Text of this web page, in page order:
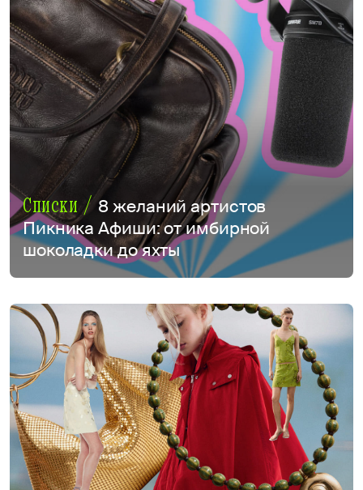
Списки / 8 желаний артистов
Пикника Афиши: от имбирной
шоколадки до яхты